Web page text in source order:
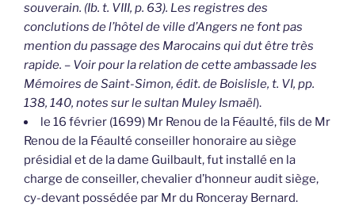
souverain. (Ib. t. VIII, p. 63). Les registres des
conclutions de l’hôtel de ville d’Angers ne font pas
mention du passage des Marocains qui dut être très
rapide. – Voir pour la relation de cette ambassade les
Mémoires de Saint-Simon, édit. de Boislisle, t. VI, pp.
138, 140, notes sur le sultan Muley Ismaël).
le 16 février (1699) Mr Renou de la Féaulté, fils de Mr
Renou de la Féaulté conseiller honoraire au siège
présidial et de la dame Guilbault, fut installé en la
charge de conseiller, chevalier d’honneur audit siège,
cy-devant possédée par Mr du Ronceray Bernard.